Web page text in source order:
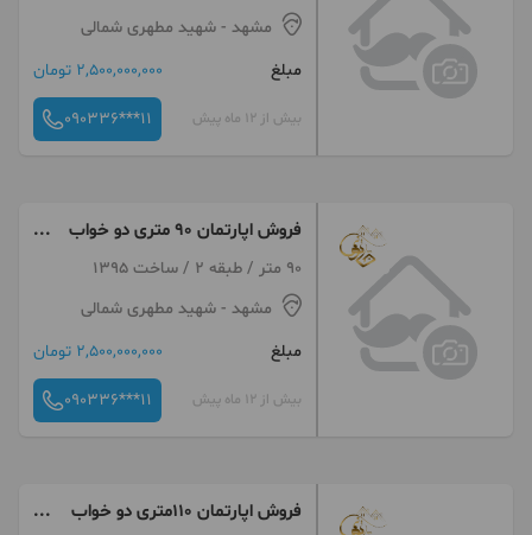
مشهد - شهید مطهری شمالی
مبلغ
2,500,000,000 تومان
بیش از 12 ماه پیش 090336***11
فروش اپارتمان 90 متری دو خواب
قولنامه ای مطهری شمالی90 متر / طبقه 2 / ساخت 1395
مشهد - شهید مطهری شمالی
مبلغ
2,500,000,000 تومان
بیش از 12 ماه پیش 090336***11
فروش اپارتمان 110متری دو خواب